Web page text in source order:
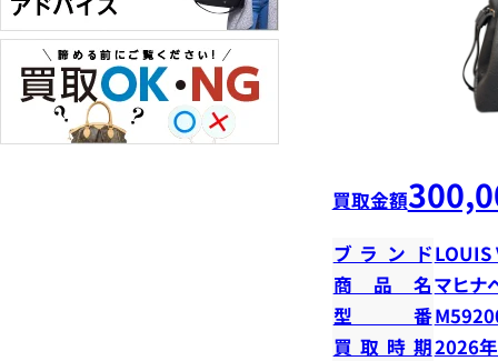
買取金額
ブランドLOUIS
商品名マヒナ
型番
買取時期2026